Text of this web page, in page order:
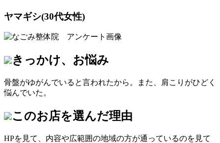
ヤマギシ(30代女性)
きっかけ、お悩み
骨盤がゆがんでいると言われたから。また、肩こりがひどく
悩んでいた。
このお店を選んだ理由
HPを見て、内容や広範囲の地域の方が通っているのを見て